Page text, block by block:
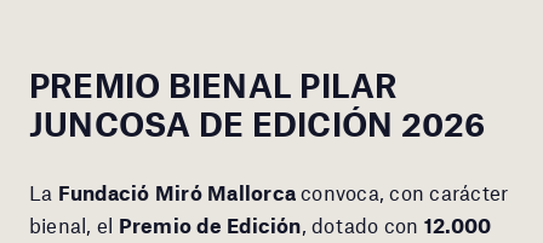
PREMIO BIENAL PILAR
JUNCOSA DE EDICIÓN 2026
La Fundació Miró Mallorca convoca, con carácter
bienal, el Premio de Edición , dotado con 12.000